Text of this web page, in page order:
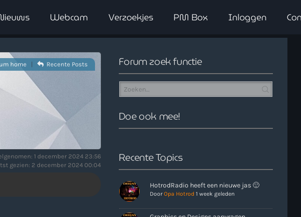
Webcam Verzoekjes PM Box Inloggen
LUISTER JE NU NAAR
home Recente Posts
1 december 2024 23:56
gezien: 2 december 2024 00:04
Forum zoek functie
Doe ook mee!
Recente Topics
HotrodRadio heeft een nieuwe jas 🙂
DoorOpa Hotrod 1 week geleden